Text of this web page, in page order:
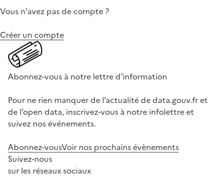
Vous n'avez pas de compte ?
Créer un compte
Abonnez-vous à notre lettre d'information
Pour ne rien manquer de l’actualité de data.gouv.fr et
de l’open data, inscrivez-vous à notre infolettre et
suivez nos événements.
Abonnez-vousVoir nos prochains évènements
Suivez-nous
sur les réseaux sociaux